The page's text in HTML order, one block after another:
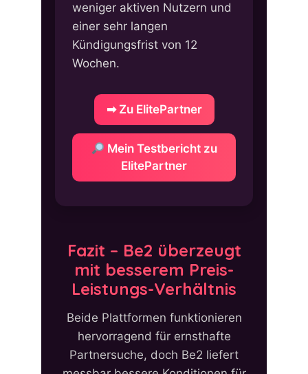
weniger aktiven Nutzern und
einer sehr langen
Kündigungsfrist von 12
Wochen.
➡ Zu ElitePartner
Mein Testbericht zu
ElitePartner
Fazit – Be2 überzeugt
mit besserem Preis-
Leistungs-Verhältnis
Beide Plattformen funktionieren
hervorragend für ernsthafte
Partnersuche, doch Be2 liefert